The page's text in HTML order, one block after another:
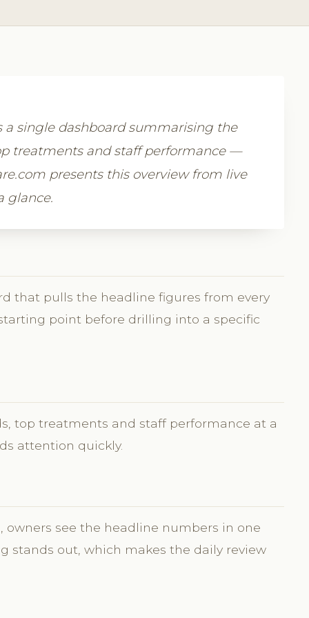
a single dashboard summarising the
treatments and staff performance —
presents this overview from live
glance.
that pulls the headline figures from every
point before drilling into a specific
top treatments and staff performance at a
attention quickly.
see the headline numbers in one
stands out, which makes the daily review